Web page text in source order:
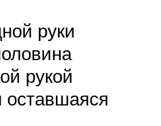
руки
рукой
оставшаяся